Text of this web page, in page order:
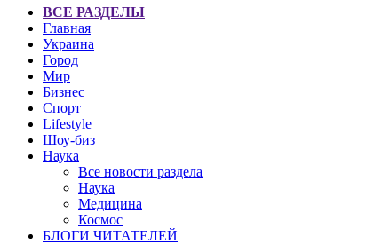
ВСЕ РАЗДЕЛЫ
Главная
Украина
Город
Мир
Бизнес
Спорт
Lifestyle
Шоу-биз
Наука
Все новости раздела
Наука
Медицина
Космос
БЛОГИ ЧИТАТЕЛЕЙ